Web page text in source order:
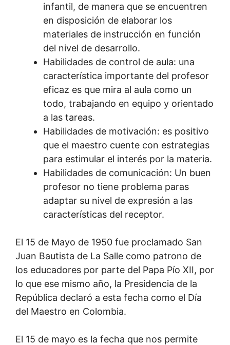
infantil, de manera que se encuentren
en disposición de elaborar los
materiales de instrucción en función
del nivel de desarrollo.
Habilidades de control de aula: una
característica importante del profesor
eficaz es que mira al aula como un
todo, trabajando en equipo y orientado
a las tareas.
Habilidades de motivación: es positivo
que el maestro cuente con estrategias
para estimular el interés por la materia.
Habilidades de comunicación: Un buen
profesor no tiene problema paras
adaptar su nivel de expresión a las
características del receptor.
El 15 de Mayo de 1950 fue proclamado San
Juan Bautista de La Salle como patrono de
los educadores por parte del Papa Pío XII, por
lo que ese mismo año, la Presidencia de la
República declaró a esta fecha como el Día
del Maestro en Colombia.
El 15 de mayo es la fecha que nos permite